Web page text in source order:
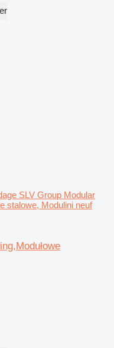
SLV Group Modular
stalowe, Modulini neuf